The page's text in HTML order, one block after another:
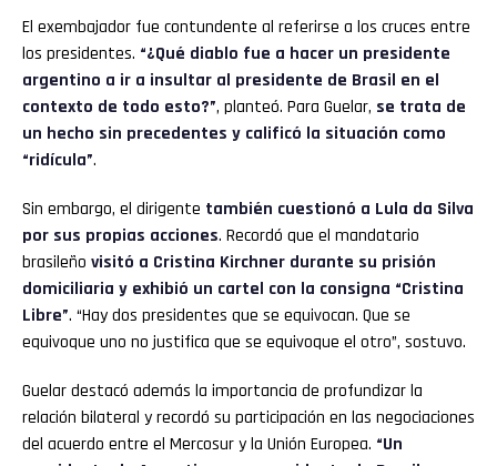
El exembajador fue contundente al referirse a los cruces entre
los presidentes. “¿Qué diablo fue a hacer un presidente
argentino a ir a insultar al presidente de Brasil en el
contexto de todo esto?”, planteó. Para Guelar, se trata de
un hecho sin precedentes y calificó la situación como
“ridícula”.
Sin embargo, el dirigente también cuestionó a Lula da Silva
por sus propias acciones. Recordó que el mandatario
brasileño visitó a Cristina Kirchner durante su prisión
domiciliaria y exhibió un cartel con la consigna “Cristina
Libre”. “Hay dos presidentes que se equivocan. Que se
equivoque uno no justifica que se equivoque el otro”, sostuvo.
Guelar destacó además la importancia de profundizar la
relación bilateral y recordó su participación en las negociaciones
del acuerdo entre el Mercosur y la Unión Europea. “Un